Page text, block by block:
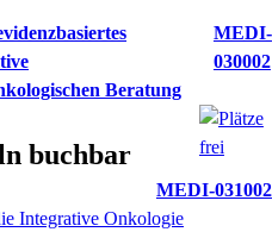
Beratung
MEDI-
030002
buchbar
MEDI-031002
Integrative Onkologie